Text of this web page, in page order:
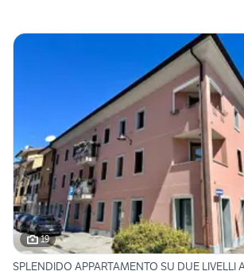
19
SPLENDIDO APPARTAMENTO SU DUE LIVELLI